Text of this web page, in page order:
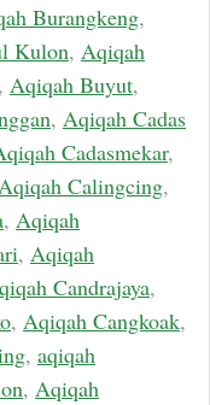
Burangkeng,
Kulon, Aqiqah
, Aqiqah Buyut,
, Aqiqah Cadas
Cadasmekar,
Calingcing,
, Aqiqah
, Aqiqah
Candrajaya,
, Aqiqah Cangkoak,
, aqiqah
, Aqiqah